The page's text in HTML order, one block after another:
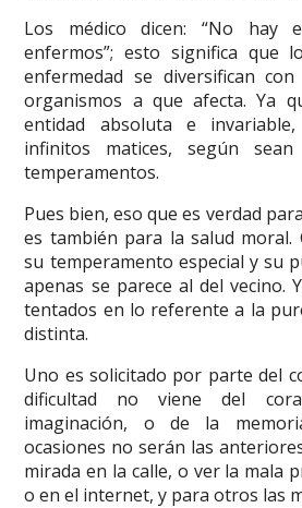
Los médico dicen: “No hay
enfermos”; esto significa que
enfermedad se diversifican
organismos a que afecta. Ya
entidad absoluta e
infinitos matices, según
temperamentos.
Pues bien, eso que es verdad
es también para la salud moral.
su temperamento especial y su
apenas se parece al del vecino.
tentados en lo referente a la
distinta.
Uno es solicitado por parte del
dificultad no viene del
imaginación, o de la
ocasiones no serán las
mirada en la calle, o ver la mala
o en el internet, y para otros las